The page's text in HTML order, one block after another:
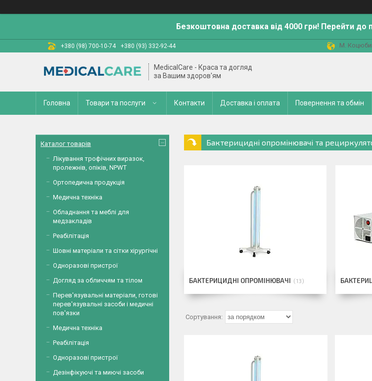
Безкоштовна доставка від 4000 грн! Перейти до
+380 (98) 700-10-74 +380 (93) 332-92-44 М.
MedicalCare - Краса та догляд
за Вашим здоров'ям
Головна Товари та послуги Контакти Доставка і оплата Повернення та обмін
Бактерицидні опромінювачі та
БАКТЕРИЦИДНІ ОПРОМІНЮВАЧІ 13
Каталог товарів
Лікування трофічних виразок,
пролежнів, опіків, NPWT
Ортопедична продукція
Медична техніка
Обладнання та меблі для
медзакладів
Реабілітація
Шовні матеріали та сітки хірургічні
Одноразові пристрої
Догляд за обличчям та тілом
Перев'язувальні матеріали, готові
перев'язувальні засоби і медичні
пов'язки
Медична техніка
Реабілітація
Одноразові пристрої
Дезінфікуючі та миючі засоби